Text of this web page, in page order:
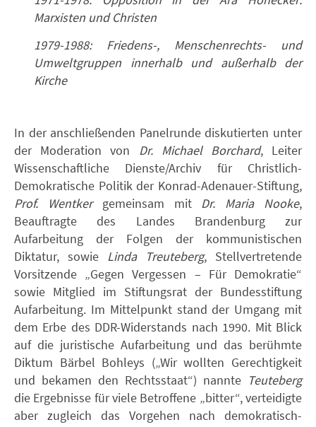
Marxisten und Christen
1979-1988: Friedens-, Menschenrechts- und
Umweltgruppen innerhalb und außerhalb der
Kirche
In der anschließenden Panelrunde diskutierten unter
der Moderation von Dr. Michael Borchard, Leiter
Wissenschaftliche Dienste/Archiv für Christlich-
Demokratische Politik der Konrad-Adenauer-Stiftung,
Prof. Wentkergemeinsam mit Dr. Maria Nooke,
Beauftragte des Landes Brandenburg zur
Aufarbeitung der Folgen der kommunistischen
Diktatur, sowie Linda Treuteberg, Stellvertretende
Vorsitzende „Gegen Vergessen – Für Demokratie“
sowie Mitglied im Stiftungsrat der Bundesstiftung
Aufarbeitung. Im Mittelpunkt stand der Umgang mit
dem Erbe des DDR-Widerstands nach 1990. Mit Blick
auf die juristische Aufarbeitung und das berühmte
Diktum Bärbel Bohleys („Wir wollten Gerechtigkeit
und bekamen den Rechtsstaat“) nannte Teuteberg
die Ergebnisse für viele Betroffene „bitter“, verteidigte
aber zugleich das Vorgehen nach demokratisch-